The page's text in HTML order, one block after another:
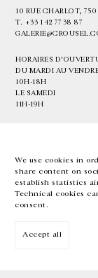
We use cookies in
share content on
establish statistics
Technical cookies
consent.
Accept all
10 RUE CHARLOT,
T. +33 1 42 77 38 87
HORAIRES
DU MARDI AU
10H-18H
LE SAMEDI
11H-19H
EN FR 中文
Inscrivez-vous à notre